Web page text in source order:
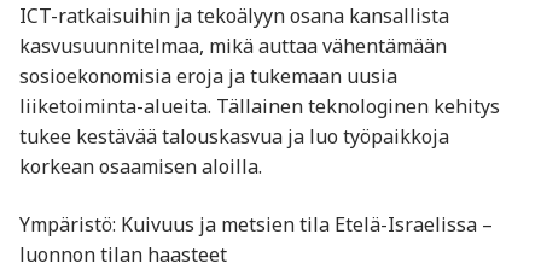
ICT-ratkaisuihin ja tekoälyyn osana kansallista
kasvusuunnitelmaa, mikä auttaa vähentämään
sosioekonomisia eroja ja tukemaan uusia
liiketoiminta-alueita. Tällainen teknologinen kehitys
tukee kestävää talouskasvua ja luo työpaikkoja
korkean osaamisen aloilla.
Ympäristö: Kuivuus ja metsien tila Etelä-Israelissa –
luonnon tilan haasteet